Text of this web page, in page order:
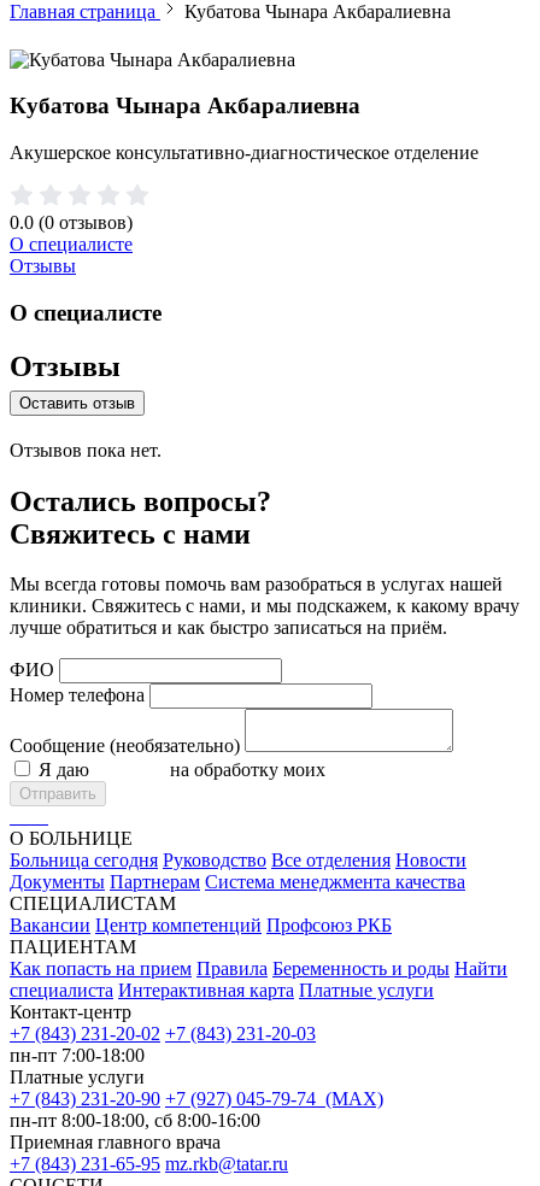
Главная страница
Кубатова Чынара Акбаралиевна
Кубатова Чынара Акбаралиевна
Акушерское консультативно-диагностическое отделение
0.0 (0 отзывов)
О специалисте
Отзывы
О специалисте
Отзывы
Оставить отзыв
Отзывов пока нет.
Остались вопросы?
Свяжитесь с нами
Мы всегда готовы помочь вам разобраться в услугах нашей
клиники. Свяжитесь с нами, и мы подскажем, к какому врачу
лучше обратиться и как быстро записаться на приём.
ФИО
Номер телефона
Сообщение (необязательно)
Я даю
на обработку моих
Отправить
О БОЛЬНИЦЕ
Больница сегодня Руководство Все отделения Новости
Документы Партнерам Система менеджмента качества
СПЕЦИАЛИСТАМ
Вакансии Центр компетенций Профсоюз РКБ
ПАЦИЕНТАМ
Как попасть на прием Правила Беременность и роды Найти
специалиста Интерактивная карта Платные услуги
Контакт-центр
+7 (843) 231-20-02 +7 (843) 231-20-03
пн-пт 7:00-18:00
Платные услуги
+7 (843) 231-20-90 +7 (927) 045-79-74 (MAX)
пн-пт 8:00-18:00, сб 8:00-16:00
Приемная главного врача
+7 (843) 231-65-95 mz.rkb@tatar.ru